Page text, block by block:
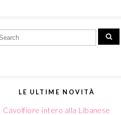
LE ULTIME NOVITÀ
Cavolfiore intero alla Libanese